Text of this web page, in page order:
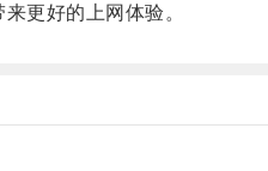
更好的上网体验。